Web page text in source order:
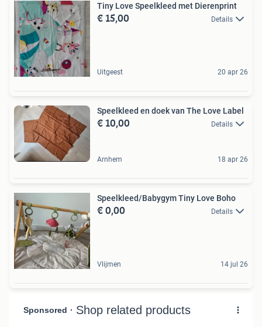
Tiny Love Speelkleed met Dierenprint
€ 15,00 Details
Uitgeest 20 apr 26
Speelkleed en doek van The Love Label
€ 10,00 Details
Arnhem 18 apr 26
Speelkleed/Babygym Tiny Love Boho
€ 0,00 Details
Vlijmen 14 jul 26